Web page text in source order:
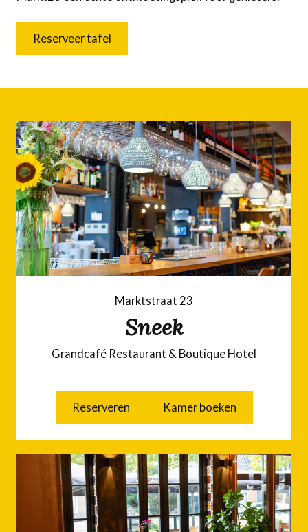
Reserveer tafel
Marktstraat 23
Sneek
Grandcafé Restaurant & Boutique Hotel
Reserveren Kamer boeken